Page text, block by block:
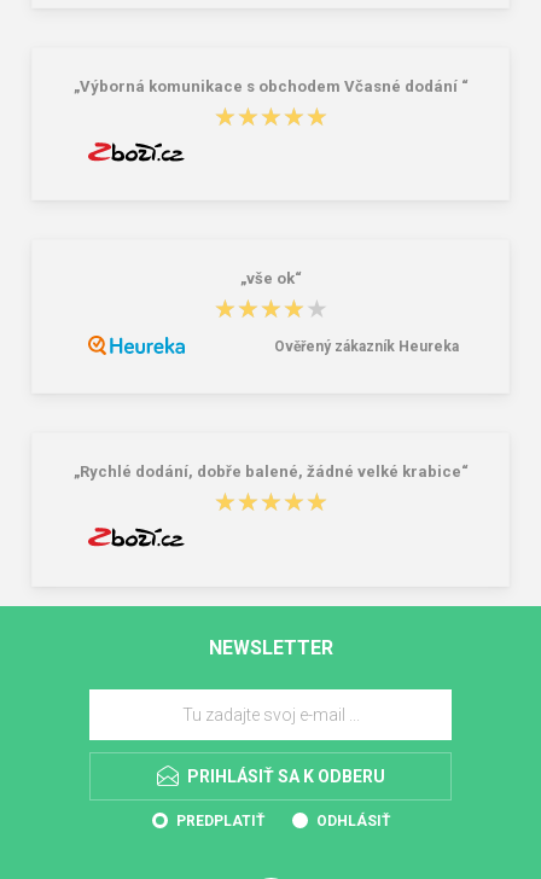
„Výborná komunikace s obchodem Včasné dodání “
★★★★★
★★★★★
„vše ok“
★★★★★
★★★★★
Ověřený zákazník Heureka
„Rychlé dodání, dobře balené, žádné velké krabice“
★★★★★
★★★★★
NEWSLETTER
PRIHLÁSIŤ SA K ODBERU
PREDPLATIŤ ODHLÁSIŤ